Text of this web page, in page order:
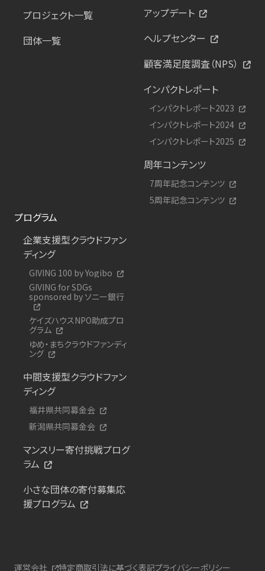
プロジェクト一覧
団体一覧
アップデート
ヘルプセンター
顧客満足度調査（NPS）
インパクトレポート
インパクトレポート2023
インパクトレポート2024
インパクトレポート2025
周年コンテンツ
7周年記念コンテンツ
5周年記念コンテンツ
プログラム
企業支援型クラウドファン
ディング
GIVING 100 by Yogibo
GIVING for SDGs
sponsored by ソニー銀行
ケイズハウスNPO助成プロ
グラム
ゆめ・まちクラウドファンディ
ング
中間支援型クラウドファン
ディング
福井県共同募金会
新潟県共同募金会
マンスリー寄付挑戦プログ
ラム
小さな団体の寄付募集応
援プログラム
運営会社 特定商取引法に基づく表記プライバシーポリシー